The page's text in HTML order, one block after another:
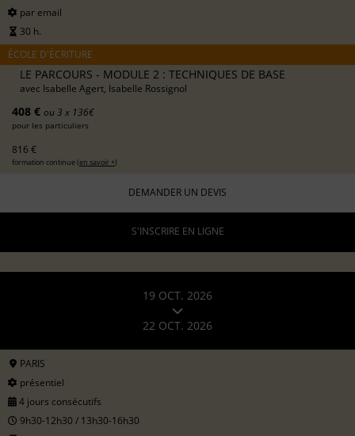
par email
30 h.
ÉCOLE D'ÉCRITURE
LE PARCOURS - MODULE 2 : TECHNIQUES DE BASE
avec Isabelle Agert, Isabelle Rossignol
408 € ou 3 x 136€
pour les particuliers
816 €
formation continue (en savoir +)
DEMANDER UN DEVIS
S'INSCRIRE EN LIGNE
19 OCT. 2026
22 OCT. 2026
PARIS
présentiel
4 jours consécutifs
9h30-12h30 / 13h30-16h30